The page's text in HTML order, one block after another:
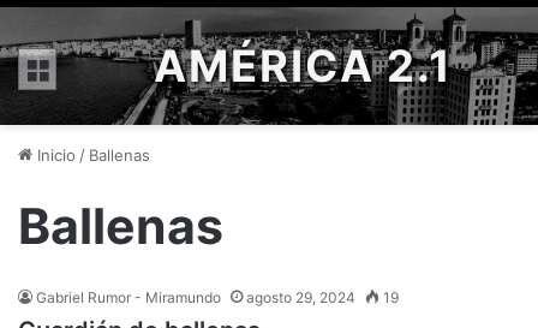
Menú AMÉRICA 2.1
Inicio / Ballenas
Ballenas
Gabriel Rumor - Miramundo agosto 29, 2024 19